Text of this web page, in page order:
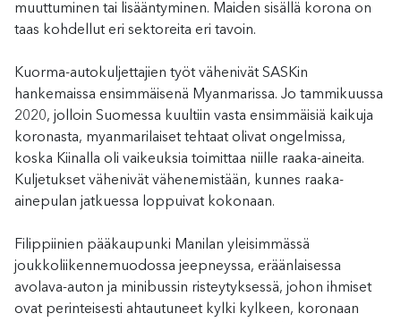
muuttuminen tai lisääntyminen. Maiden sisällä korona on
taas kohdellut eri sektoreita eri tavoin.
Kuorma-autokuljettajien työt vähenivät SASKin
hankemaissa ensimmäisenä Myanmarissa. Jo tammikuussa
2020, jolloin Suomessa kuultiin vasta ensimmäisiä kaikuja
koronasta, myanmarilaiset tehtaat olivat ongelmissa,
koska Kiinalla oli vaikeuksia toimittaa niille raaka-aineita.
Kuljetukset vähenivät vähenemistään, kunnes raaka-
ainepulan jatkuessa loppuivat kokonaan.
Filippiinien pääkaupunki Manilan yleisimmässä
joukkoliikennemuodossa jeepneyssa, eräänlaisessa
avolava-auton ja minibussin risteytyksessä, johon ihmiset
ovat perinteisesti ahtautuneet kylki kylkeen, koronaan